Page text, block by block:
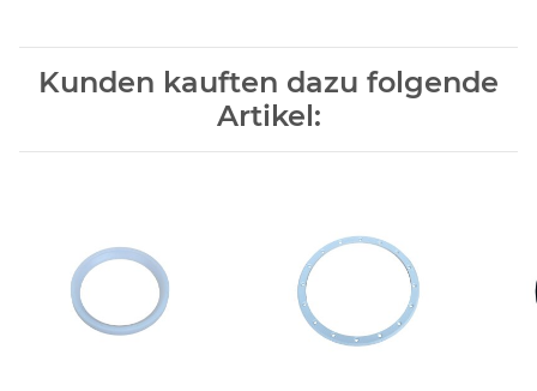
Kunden kauften dazu folgende
Artikel: